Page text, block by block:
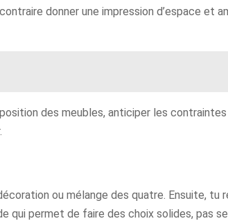
donner une impression d’espace et
des meubles, anticiper les
ou mélange des quatre. Ensuite, tu
qui permet de faire des choix solides, pas